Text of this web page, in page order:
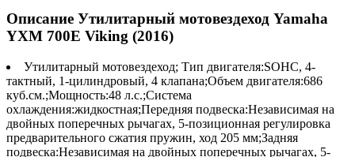
Описание Утилитарный мотовездеход Yamaha
YXM 700E Viking (2016)
Утилитарный мотовездеход; Тип двигателя:SOHC, 4-
тактный, 1-цилиндровый, 4 клапана;Объем двигателя:686
куб.см.;Мощность:48 л.с.;Система
охлаждения:жидкостная;Передняя подвеска:Независимая на
двойных поперечных рычагах, 5-позиционная регулировка
предварительного сжатия пружин, ход 205 мм;Задняя
подвеска:Независимая на двойных поперечных рычагах, 5-